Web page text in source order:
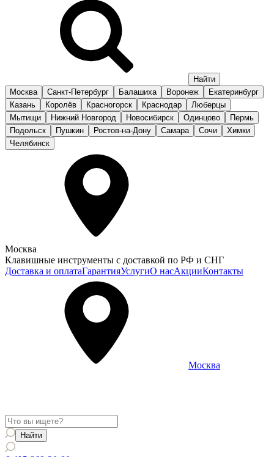
Москва Санкт-Петербург Балашиха Воронеж
Екатеринбург
Казань
Королёв Красногорск Краснодар
Люберцы
Мытищи
Нижний Новгород Новосибирск Одинцово
Пермь
Подольск
Пушкин Ростов-на-Дону Самара Сочи
Химки
Челябинск
Москва
Клавишные инструменты с доставкой по РФ и СНГ
Доставка и оплатаГарантияУслугиО насАкцииКонтакты
Москва